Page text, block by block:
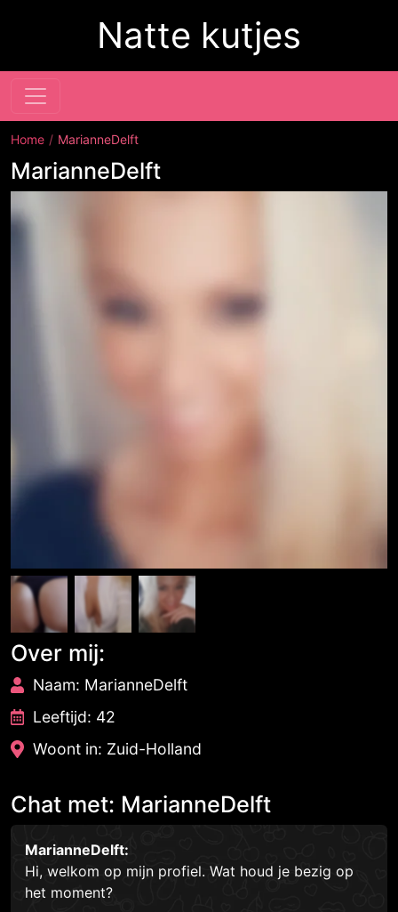
Natte kutjes
Home MarianneDelft
MarianneDelft
Over mij:
Naam: MarianneDelft
Leeftijd: 42
Woont in: Zuid-Holland
Chat met: MarianneDelft
MarianneDelft:
Hi, welkom op mijn profiel. Wat houd je bezig op
het moment?